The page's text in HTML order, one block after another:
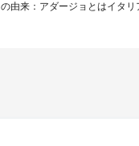
由来：アダージョとはイタ